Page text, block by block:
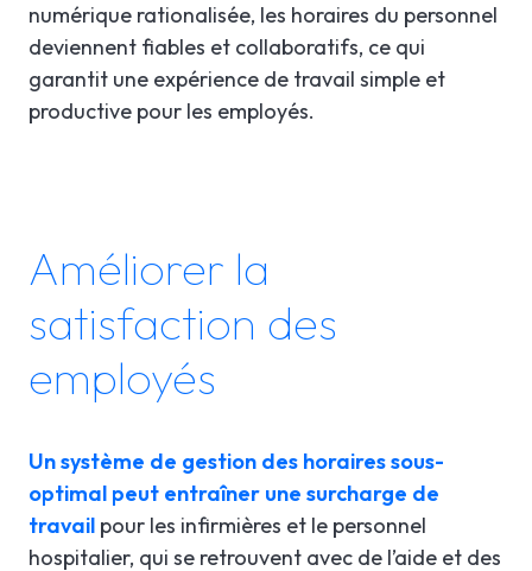
numérique rationalisée, les horaires du personnel
deviennent fiables et collaboratifs, ce qui
garantit une expérience de travail simple et
productive pour les employés.
Améliorer la
satisfaction des
employés
Un système de gestion des horaires sous-
optimal peut entraîner une surcharge de
travail pour les infirmières et le personnel
hospitalier, qui se retrouvent avec de l’aide et des